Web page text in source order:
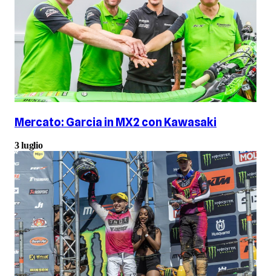
Mercato: Garcia in MX2 con Kawasaki
3 luglio